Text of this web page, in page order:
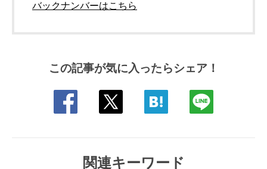
バックナンバーはこちら
この記事が気に入ったらシェア！
関連キーワード